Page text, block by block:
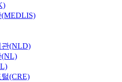
관(NLD)
(NL)
(CRE)